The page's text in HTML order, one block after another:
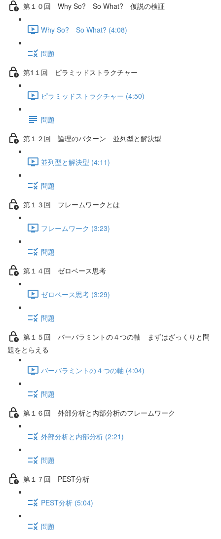
第１０回 Why So? So What? 仮説の検証
Why So? So What? (4:08)
問題
第1１回 ピラミッドストラクチャー
ピラミッドストラクチャー (4:50)
問題
第１２回 論理のパターン 並列型と解決型
並列型と解決型 (4:11)
問題
第１３回 フレームワークとは
フレームワーク (3:23)
問題
第１４回 ゼロベース思考
ゼロベース思考 (3:29)
問題
第１５回 バーバラミントの４つの軸 まずはざっくりと問
題をとらえる
バーバラミントの４つの軸 (4:04)
問題
第１６回 外部分析と内部分析のフレームワーク
外部分析と内部分析 (2:21)
問題
第１７回 PEST分析
PEST分析 (5:04)
問題